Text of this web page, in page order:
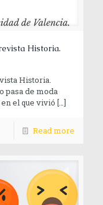
Historia.
Historia.
pasa de moda
el que vivió […]
Read more